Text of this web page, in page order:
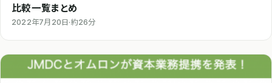
比較一覧まとめ
2022年7月20日 ·約26分